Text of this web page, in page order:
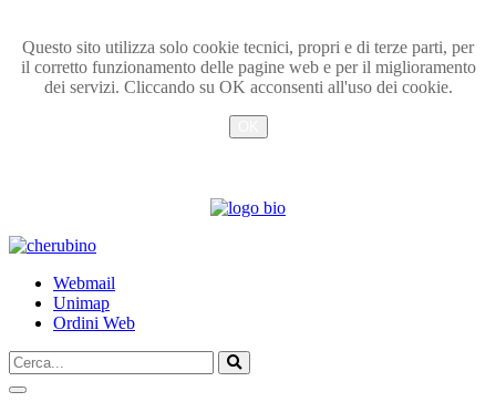
Questo sito utilizza solo cookie tecnici, propri e di terze parti, per
il corretto funzionamento delle pagine web e per il miglioramento
dei servizi. Cliccando su OK acconsenti all'uso dei cookie.
TPL_UNIPI_SKIP_TO_CONTENT
Webmail
Unimap
Ordini Web
Cerca...
Vai